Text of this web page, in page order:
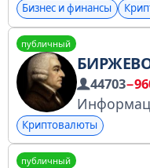
Бизнес и финансы
публичный
44703
Криптовалюты
публичный